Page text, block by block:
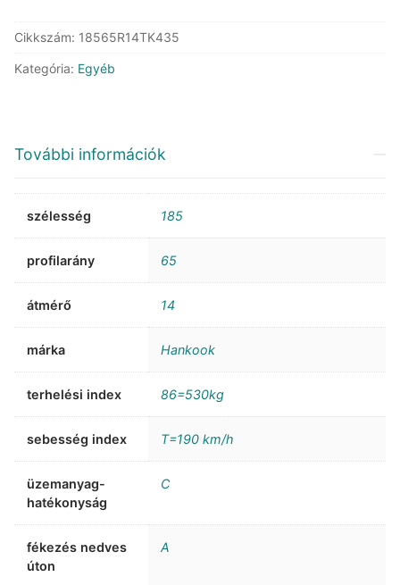
Cikkszám: 18565R14TK435
Kategória: Egyéb
További információk
szélesség 185
profilarány 65
átmérő 14
márka Hankook
terhelési index 86=530kg
sebesség index T=190 km/h
üzemanyag-
hatékonyság
C
fékezés nedves
úton
A